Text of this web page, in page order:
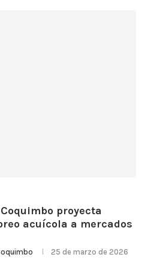
proyecta
acuícola a mercados
25 de marzo de 2026